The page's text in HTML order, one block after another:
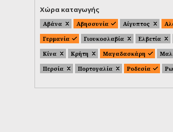
Χώρα καταγωγής
Αβάνα Αβησσυνία Αίγυπτος
Γερμανία
Γιουκοσλαβία Ελβετία
Κίνα
Κρήτη Μαγαδασκάρη
Περσία
Πορτογαλία Ροδεσία